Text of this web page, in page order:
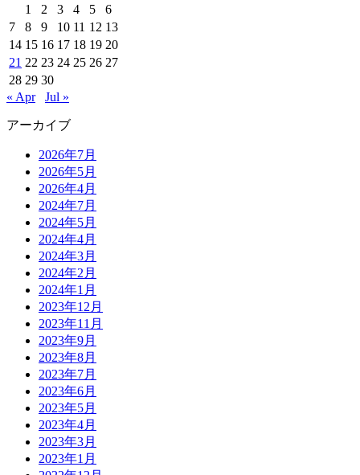
1
2 3 4 5
6
7
8 9 10 11 12 13
14 15 16 17 18 19 20
21 22 23 24 25 26 27
28 29 30
« Apr
Jul »
アーカイブ
2026年7月
2026年5月
2026年4月
2024年7月
2024年5月
2024年4月
2024年3月
2024年2月
2024年1月
2023年12月
2023年11月
2023年9月
2023年8月
2023年7月
2023年6月
2023年5月
2023年4月
2023年3月
2023年1月